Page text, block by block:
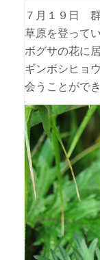
７月１９日 群
草原を登って
ボグサの花に
ギンボシヒョ
会うことがで